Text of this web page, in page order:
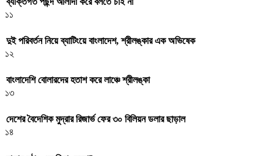
১১
দুই পরিবর্তন নিয়ে ব্যাটিংয়ে বাংলাদেশ, শ্রীলঙ্কার এক অভিষেক
১২
বাংলাদেশি বোলারদের হতাশ করে লাঞ্চে শ্রীলঙ্কা
১৩
দেশের বৈদেশিক মুদ্রার রিজার্ভ ফের ৩০ বিলিয়ন ডলার ছাড়াল
১৪